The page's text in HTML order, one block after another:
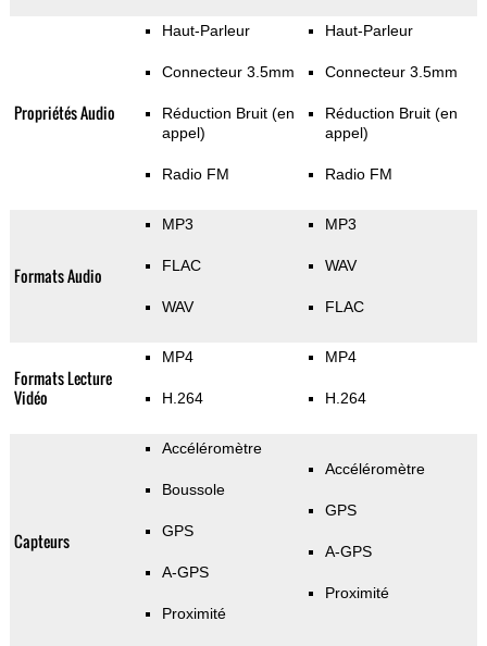
Propriétés Audio
Haut-Parleur
Connecteur 3.5mm
Réduction Bruit (en
appel)
Radio FM
Haut-Parleur
Connecteur 3.5mm
Réduction Bruit (en
appel)
Radio FM
Formats Audio
MP3
FLAC
WAV
MP3
WAV
FLAC
Formats Lecture
Vidéo
MP4
H.264
MP4
H.264
Capteurs
Accéléromètre
Boussole
GPS
A-GPS
Proximité
Accéléromètre
GPS
A-GPS
Proximité